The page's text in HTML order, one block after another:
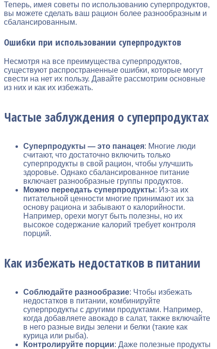
Теперь, имея советы по использованию суперпродуктов,
вы можете сделать ваш рацион более разнообразным и
сбалансированным.
Ошибки при использовании суперпродуктов
Несмотря на все преимущества суперпродуктов,
существуют распространенные ошибки, которые могут
свести на нет их пользу. Давайте рассмотрим основные
из них и как их избежать.
Частые заблуждения о суперпродуктах
Суперпродукты — это панацея: Многие люди
считают, что достаточно включить только
суперпродукты в свой рацион, чтобы улучшить
здоровье. Однако сбалансированное питание
включает разнообразные группы продуктов.
Можно переедать суперпродукты: Из-за их
питательной ценности многие принимают их за
основу рациона и забывают о калорийности.
Например, орехи могут быть полезны, но их
высокое содержание калорий требует контроля
порций.
Как избежать недостатков в питании
Соблюдайте разнообразие: Чтобы избежать
недостатков в питании, комбинируйте
суперпродукты с другими продуктами. Например,
когда добавляете авокадо в салат, также включайте
в него разные виды зелени и белки (такие как
курица или рыба).
Контролируйте порции: Даже полезные продукты